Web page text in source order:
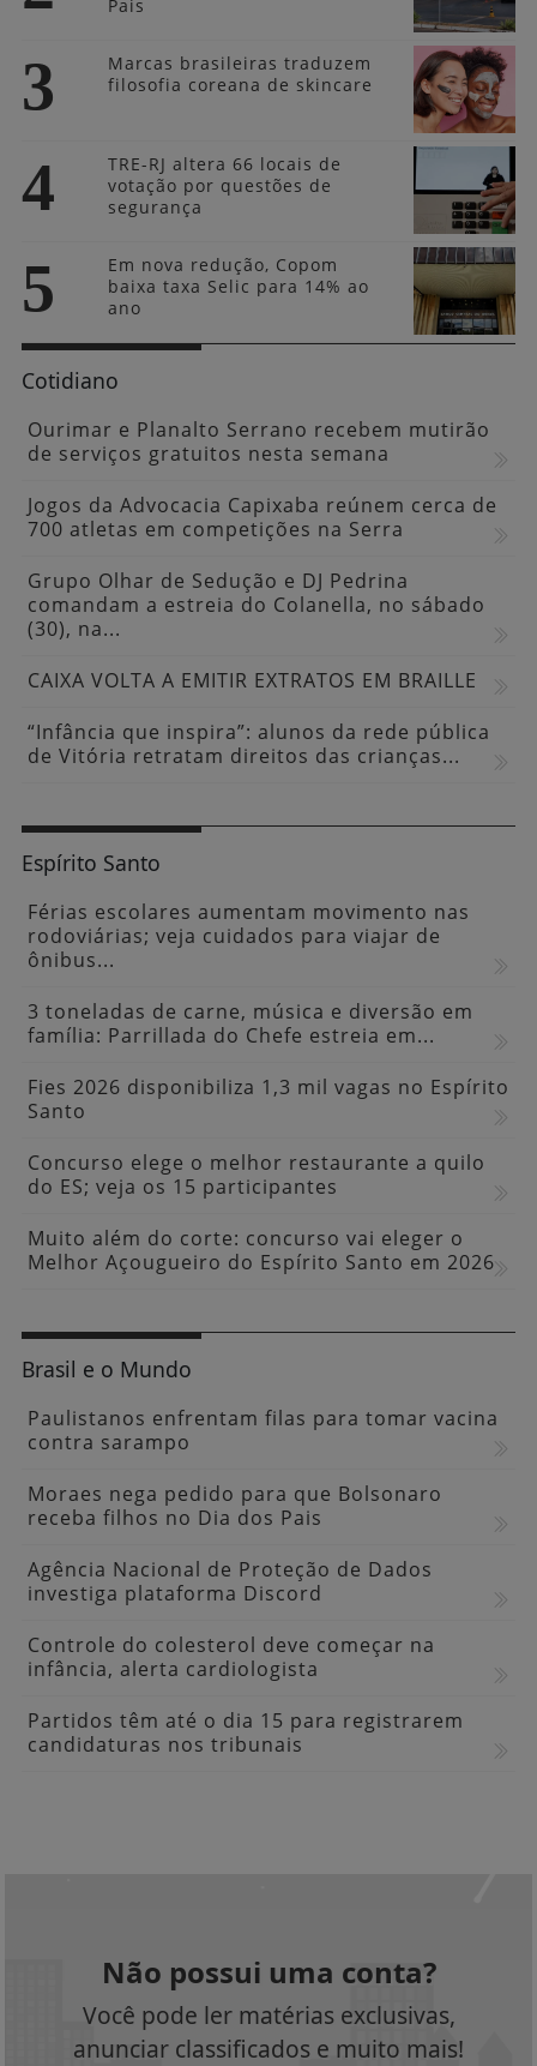
Pais
3
Marcas brasileiras traduzem
filosofia coreana de skincare
4
TRE-RJ altera 66 locais de
votação por questões de
segurança
5
Em nova redução, Copom
baixa taxa Selic para 14% ao
ano
Cotidiano
Ourimar e Planalto Serrano recebem mutirão
de serviços gratuitos nesta semana
Jogos da Advocacia Capixaba reúnem cerca de
700 atletas em competições na Serra
Grupo Olhar de Sedução e DJ Pedrina
comandam a estreia do Colanella, no sábado
(30), na...
CAIXA VOLTA A EMITIR EXTRATOS EM BRAILLE
“Infância que inspira”: alunos da rede pública
de Vitória retratam direitos das crianças...
Espírito Santo
Férias escolares aumentam movimento nas
rodoviárias; veja cuidados para viajar de
ônibus...
3 toneladas de carne, música e diversão em
família: Parrillada do Chefe estreia em...
Fies 2026 disponibiliza 1,3 mil vagas no Espírito
Santo
Concurso elege o melhor restaurante a quilo
do ES; veja os 15 participantes
Muito além do corte: concurso vai eleger o
Melhor Açougueiro do Espírito Santo em 2026
Brasil e o Mundo
Paulistanos enfrentam filas para tomar vacina
contra sarampo
Moraes nega pedido para que Bolsonaro
receba filhos no Dia dos Pais
Agência Nacional de Proteção de Dados
investiga plataforma Discord
Controle do colesterol deve começar na
infância, alerta cardiologista
Partidos têm até o dia 15 para registrarem
candidaturas nos tribunais
Não possui uma conta?
Você pode ler matérias exclusivas,
anunciar classificados e muito mais!